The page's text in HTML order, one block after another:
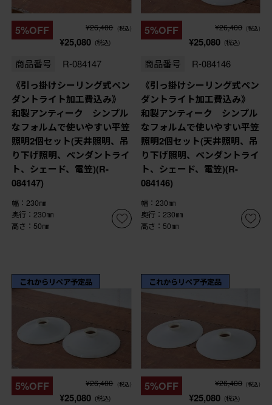
5%OFF ¥26,400 (税込)
¥25,080 (税込)
商品番号 R-084147
《引っ掛けシーリング式ペン
ダントライト加工費込み》
和製アンティーク シンプル
なフォルムで使いやすい平笠
照明2個セット(天井照明、吊
り下げ照明、ペンダントライ
ト、シェード、電笠)(R-
084147)
幅：230㎜
奥行：230㎜
高さ：50㎜
5%OFF ¥26,400 (税込)
¥25,080 (税込)
商品番号 R-084146
《引っ掛けシーリング式ペン
ダントライト加工費込み》
和製アンティーク シンプル
なフォルムで使いやすい平笠
照明2個セット(天井照明、吊
り下げ照明、ペンダントライ
ト、シェード、電笠)(R-
084146)
幅：230㎜
奥行：230㎜
高さ：50㎜
これからリペア予定品
5%OFF ¥26,400 (税込)
¥25,080 (税込)
これからリペア予定品
5%OFF ¥26,400 (税込)
¥25,080 (税込)